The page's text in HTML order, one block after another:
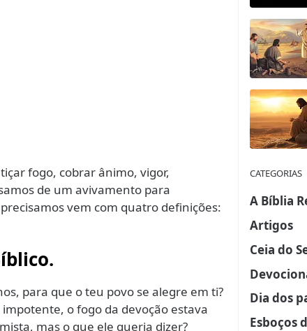
fogo, cobrar ânimo, vigor,
de um avivamento para
vem com quatro definições:
para que o teu povo se alegre em ti?
o fogo da devoção estava
mas o que ele queria dizer?
CATEGORIAS
A Bíblia
Artigos
Ceia do
Dia dos
Esboços